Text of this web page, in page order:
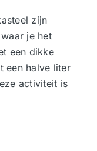
zijn
je het
een dikke
een halve liter
activiteit is